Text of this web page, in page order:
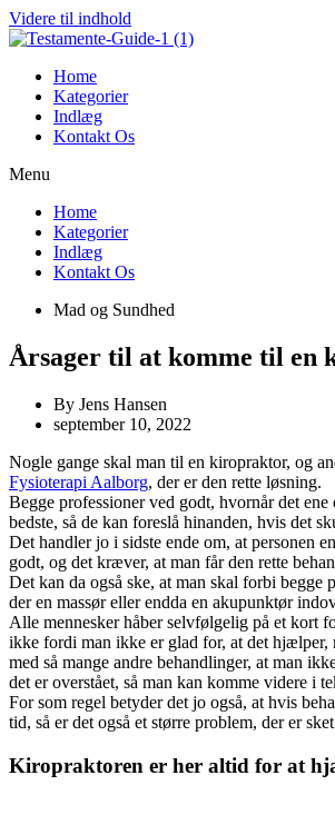
Videre til indhold
Home
Kategorier
Indlæg
Kontakt Os
Menu
Home
Kategorier
Indlæg
Kontakt Os
Mad og Sundhed
Årsager til at komme til en
By Jens Hansen
september 10, 2022
Nogle gange skal man til en kiropraktor, og
Fysioterapi Aalborg, der er den rette løsning.
Begge professioner ved godt, hvornår det ene
bedste, så de kan foreslå hinanden, hvis det
Det handler jo i sidste ende om, at personen
godt, og det kræver, at man får den rette
Det kan da også ske, at man skal forbi begge
der en massør eller endda en akupunktør
Alle mennesker håber selvfølgelig på et kort
ikke fordi man ikke er glad for, at det hjælper,
med så mange andre behandlinger, at man
det er overstået, så man kan komme videre i
For som regel betyder det jo også, at hvis
tid, så er det også et større problem, der er
Kiropraktoren er her altid for at